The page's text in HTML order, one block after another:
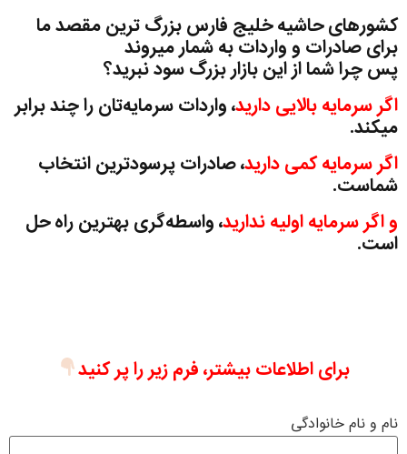
کشورهای حاشیه خلیج فارس بزرگ ترین مقصد ما
برای صادرات و واردات به شمار میروند
پس چرا شما از این بازار بزرگ سود نبرید؟
اگر سرمایه بالایی دارید، واردات سرمایه‌تان را چند برابر
میکند.
اگر سرمایه کمی دارید، صادرات پرسودترین انتخاب
شماست.
و اگر سرمایه اولیه ندارید، واسطه‌گری بهترین راه حل
است.
برای اطلاعات بیشتر، فرم زیر را پر کنید
نام و نام خانوادگی